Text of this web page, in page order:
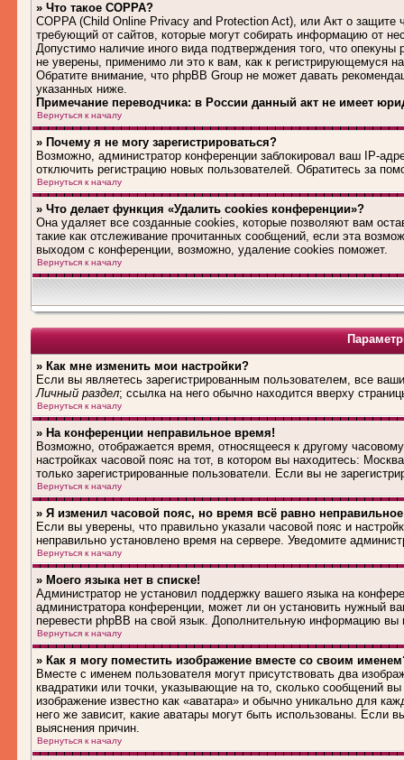
» Что такое COPPA?
COPPA (Child Online Privacy and Protection Act), или Акт о защите
требующий от сайтов, которые могут собирать информацию от
Допустимо наличие иного вида подтверждения того, что
не уверены, применимо ли это к вам, как к регистрирующемуся
Обратите внимание, что phpBB Group не может давать
указанных ниже.
Примечание переводчика: в России данный акт не имеет
Вернуться к началу
» Почему я не могу зарегистрироваться?
Возможно, администратор конференции заблокировал ваш IP-
отключить регистрацию новых пользователей. Обратитесь за
Вернуться к началу
» Что делает функция «Удалить cookies конференции»?
Она удаляет все созданные cookies, которые позволяют вам
такие как отслеживание прочитанных сообщений, если эта
выходом с конференции, возможно, удаление cookies поможет.
Вернуться к началу
» Как мне изменить мои настройки?
Если вы являетесь зарегистрированным пользователем, все
Личный раздел; ссылка на него обычно находится вверху
Вернуться к началу
» На конференции неправильное время!
Возможно, отображается время, относящееся к другому
настройках часовой пояс на тот, в котором вы находитесь:
только зарегистрированные пользователи. Если вы не
Вернуться к началу
» Я изменил часовой пояс, но время всё равно
Если вы уверены, что правильно указали часовой пояс и
неправильно установлено время на сервере. Уведомите
Вернуться к началу
» Моего языка нет в списке!
Администратор не установил поддержку вашего языка на
администратора конференции, может ли он установить нужный
перевести phpBB на свой язык. Дополнительную информацию вы
Вернуться к началу
» Как я могу поместить изображение вместе со своим
Вместе с именем пользователя могут присутствовать два
квадратики или точки, указывающие на то, сколько сообщений
изображение известно как «аватара» и обычно уникально для
него же зависит, какие аватары могут быть использованы. Если
выяснения причин.
Вернуться к началу